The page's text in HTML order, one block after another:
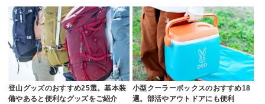
登山グッズのおすすめ25選。基本装
備やあると便利なグッズをご紹介
小型クーラーボックスのおすすめ18
選。部活やアウトドアにも便利